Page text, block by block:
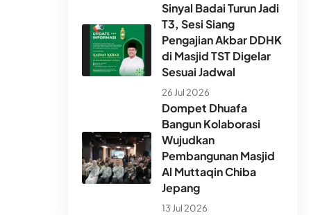
Sinyal Badai Turun Jadi
T3, Sesi Siang
Pengajian Akbar DDHK
di Masjid TST Digelar
Sesuai Jadwal
26 Jul 2026
Dompet Dhuafa
Bangun Kolaborasi
Wujudkan
Pembangunan Masjid
Al Muttaqin Chiba
Jepang
13 Jul 2026